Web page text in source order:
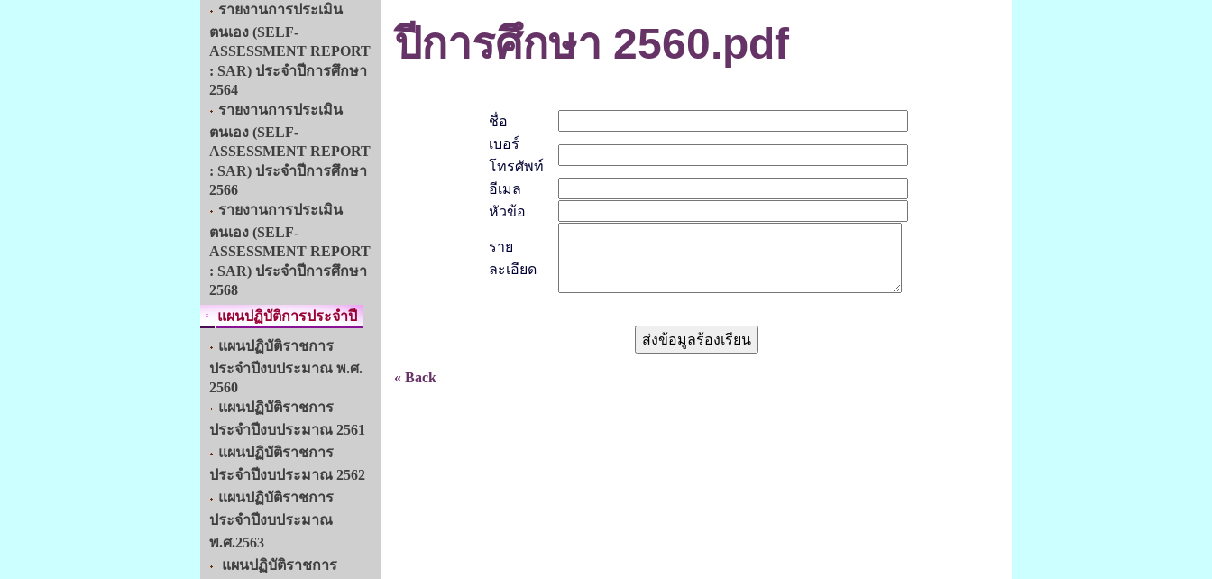
รายงานการประเมิน
ตนเอง (SELF-
ASSESSMENT REPORT
: SAR) ประจำปีการศึกษา
2564
รายงานการประเมิน
ตนเอง (SELF-
ASSESSMENT REPORT
: SAR) ประจำปีการศึกษา
2566
รายงานการประเมิน
ตนเอง (SELF-
ASSESSMENT REPORT
: SAR) ประจำปีการศึกษา
2568
แผนปฏิบัติการประจำปี
แผนปฏิบัติราชการ
ประจำปีงบประมาณ พ.ศ.
2560
แผนปฏิบัติราชการ
ประจำปีงบประมาณ 2561
แผนปฏิบัติราชการ
ประจำปีงบประมาณ 2562
แผนปฏิบัติราชการ
ประจำปีงบประมาณ
พ.ศ.2563
แผนปฏิบัติราชการ
ปีการศึกษา 2560.pdf
ชื่อ
เบอร์
โทรศัพท์
อีเมล
หัวข้อ
ราย
ละเอียด
« Back